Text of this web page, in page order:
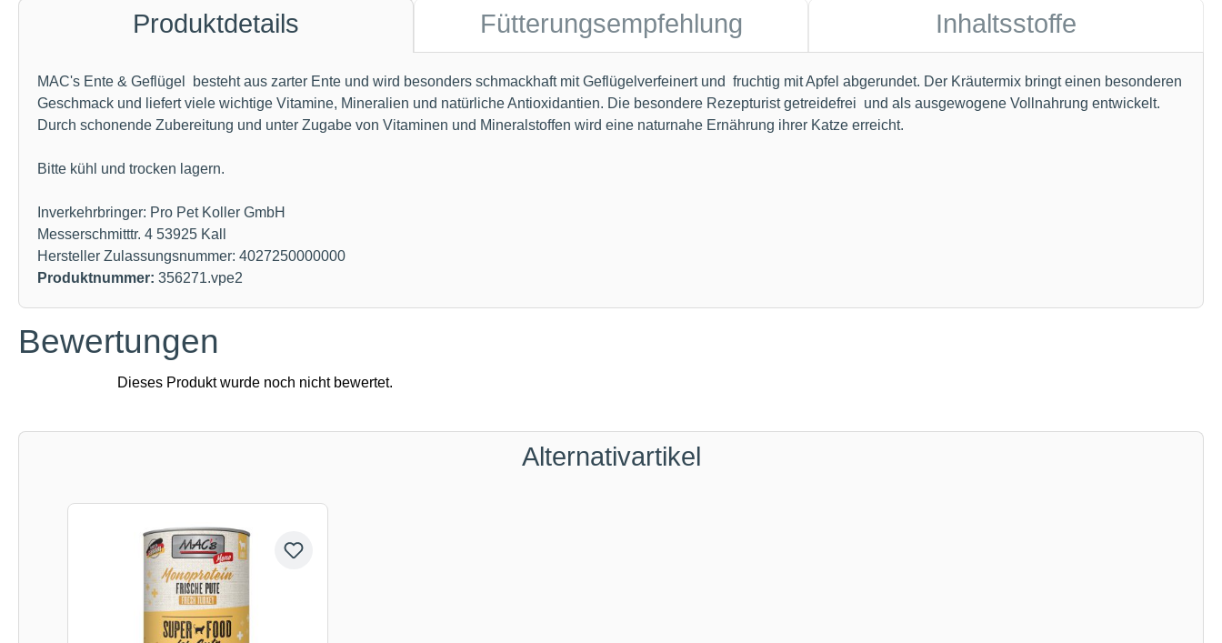
Produktdetails Fütterungsempfehlung Inhaltsstoffe
MAC's Ente & Geflügel besteht aus zarter Ente und wird besonders schmackhaft mit Geflügelverfeinert und fruchtig mit Apfel abgerundet. Der Kräutermix bringt einen besonderen
Geschmack und liefert viele wichtige Vitamine, Mineralien und natürliche Antioxidantien. Die besondere Rezepturist getreidefrei und als ausgewogene Vollnahrung entwickelt.
Durch schonende Zubereitung und unter Zugabe von Vitaminen und Mineralstoffen wird eine naturnahe Ernährung ihrer Katze erreicht.
Bitte kühl und trocken lagern.
Inverkehrbringer: Pro Pet Koller GmbH
Messerschmitttr. 4 53925 Kall
Hersteller Zulassungsnummer: 4027250000000
Produktnummer: 356271.vpe2
Bewertungen
Alternativartikel
Produktgalerie überspringen